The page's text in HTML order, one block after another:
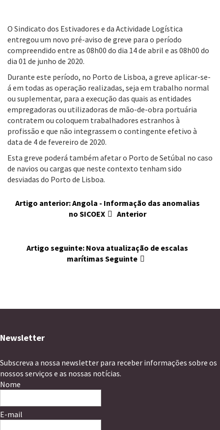
O Sindicato dos Estivadores e da Actividade Logística
entregou um novo pré-aviso de greve para o período
compreendido entre as 08h00 do dia 14 de abril e as 08h00 do
dia 01 de junho de 2020.
Durante este período, no Porto de Lisboa, a greve aplicar-se-
á em todas as operação realizadas, seja em trabalho normal
ou suplementar, para a execução das quais as entidades
empregadoras ou utilizadoras de mão-de-obra portuária
contratem ou coloquem trabalhadores estranhos à
profissão e que não integrassem o contingente efetivo à
data de 4 de fevereiro de 2020.
Esta greve poderá também afetar o Porto de Setúbal no caso
de navios ou cargas que neste contexto tenham sido
desviadas do Porto de Lisboa.
Artigo anterior: Angola - Informação das anomalias
no SICOEX
Anterior
Artigo seguinte: Nova atualização de escalas
marítimas Seguinte
Newsletter
Subscreva a nossa newsletter para receber informações sobre os
nossos serviços e as nossas notícias.
Nome
E-mail